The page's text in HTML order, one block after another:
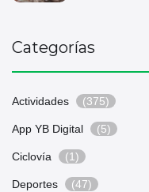
Categorías
Actividades (375)
App YB Digital (5)
Ciclovía (1)
Deportes (47)